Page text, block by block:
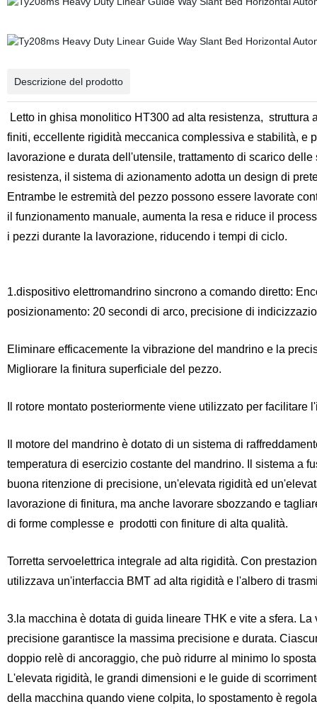
Descrizione del prodotto
Letto in ghisa monolitico HT300 ad alta resistenza, struttura
finiti, eccellente rigidità meccanica complessiva e stabilità, e
lavorazione e durata dell'utensile, trattamento di scarico
resistenza, il sistema di azionamento adotta un design di
Entrambe le estremità del pezzo possono essere lavorate
il funzionamento manuale, aumenta la resa e riduce il
i pezzi durante la lavorazione, riducendo i tempi di ciclo.
1.dispositivo elettromandrino sincrono a comando diretto:
posizionamento: 20 secondi di arco, precisione di
Eliminare efficacemente la vibrazionedel mandrinoe la
Migliorare la finitura superficiale del pezzo.
Il rotore montato posteriormente viene utilizzato per
Il motore del mandrino è dotato di un sistema di
temperatura di esercizio costante del mandrino. Il sistema a
buona ritenzione di precisione, un'elevata rigidità ed
lavorazione di finitura, ma anche lavorare sbozzando e
di forme complesse e prodotti con finiture di alta qualità.
Torretta servoelettrica integrale ad alta rigidità. Con
utilizzava un'interfaccia BMT ad alta rigidità e l'albero di
3.la macchina è dotata di guida lineare THK e vite a sfera.
precisione garantisce la massima precisione e durata.
doppio relè di ancoraggio, che può ridurre al minimo lo
L'elevata rigidità, le grandi dimensioni e le guide di
della macchina quando viene colpita, lo spostamento è